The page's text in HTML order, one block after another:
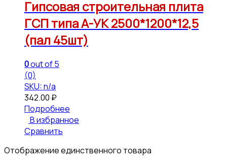
Гипсовая строительная плита
ГСП типа А-УК 2500*1200*12,5
(пал 45шт)
0out of 5
(0)
SKU: n/a
342.00 ₽
Подробнее
В избранное
Сравнить
Отображение единственного товара